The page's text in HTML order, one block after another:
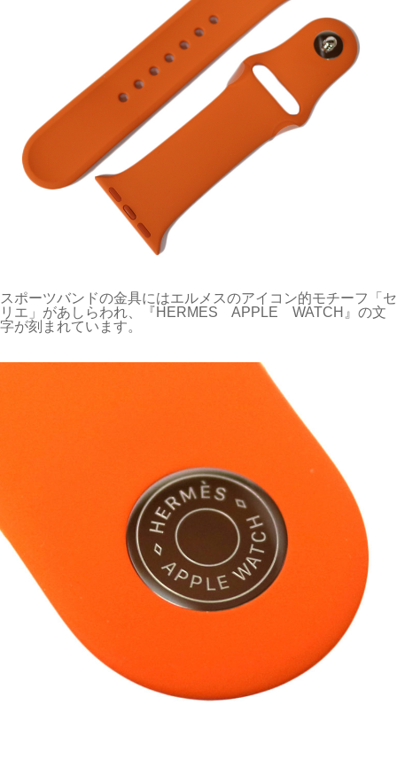
スポーツバンドの金具にはエルメスのアイコン的モチーフ「セ
リエ」があしらわれ、『HERMES APPLE WATCH』の文
字が刻まれています。